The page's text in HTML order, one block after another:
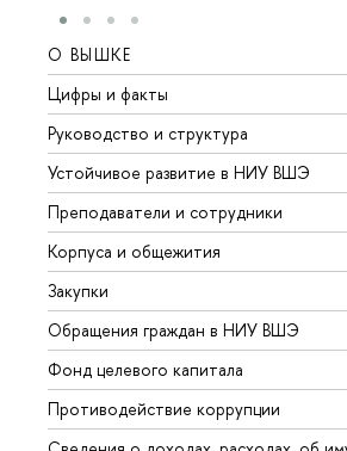
О ВЫШКЕ
Цифры и факты
Руководство и структура
Устойчивое развитие в НИУ ВШЭ
Преподаватели и сотрудники
Корпуса и общежития
Закупки
Обращения граждан в НИУ ВШЭ
Фонд целевого капитала
Противодействие коррупции